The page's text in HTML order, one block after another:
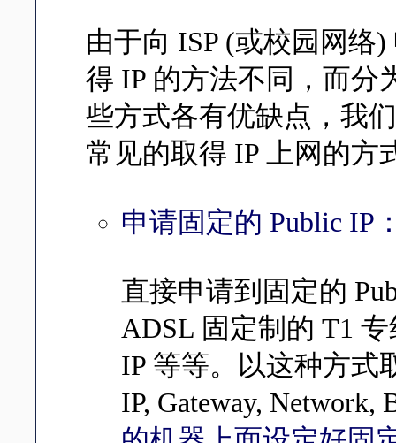
由于向 ISP (或校园网络
得 IP 的方法不同，而分
些方式各有优缺点，我
常见的取得 IP 上网的方
申请固定的 Public IP
直接申请到固定的
ADSL 固定制的 T1
IP 等等。以这种方式
IP, Gateway, Network,